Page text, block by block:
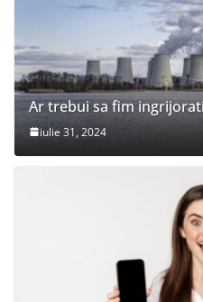
Ar trebui sa fim
iulie 31, 2024